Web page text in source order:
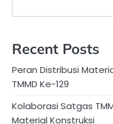
Recent Posts
Peran Distribusi
TMMD Ke-129
Kolaborasi Satgas
Material Konstruksi